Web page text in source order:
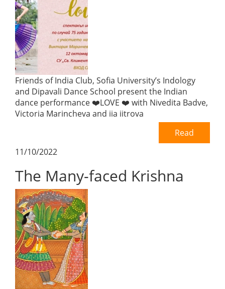
Friends of India Club, Sofia University’s Indology
and Dipavali Dance School present the Indian
dance performance ❤️LOVE ❤️ with Nivedita Badve,
Victoria Marincheva and iia iitrova
Read
11/10/2022
The Many-faced Krishna